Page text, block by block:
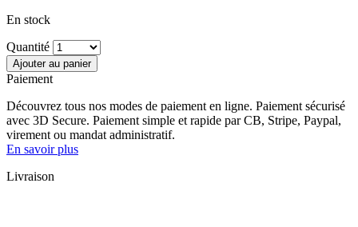
En stock
Quantité
Ajouter au panier
Paiement
Découvrez tous nos modes de paiement en ligne. Paiement sécurisé
avec 3D Secure. Paiement simple et rapide par CB, Stripe, Paypal,
virement ou mandat administratif.
En savoir plus
Livraison